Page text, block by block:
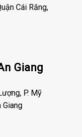
Cái Răng,
Giang
P. Mỹ
Giang